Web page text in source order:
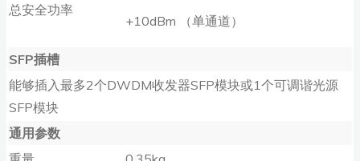
总安全功率
+10dBm （单通道）
SFP插槽
能够插入最多2个DWDM收发器SFP模块或1个可调谐光源
SFP模块
通用参数